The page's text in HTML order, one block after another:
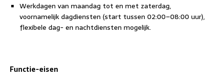
Werkdagen van maandag tot en met zaterdag,
voornamelijk dagdiensten (start tussen 02:00–08:00 uur),
flexibele dag- en nachtdiensten mogelijk.
Functie-eisen